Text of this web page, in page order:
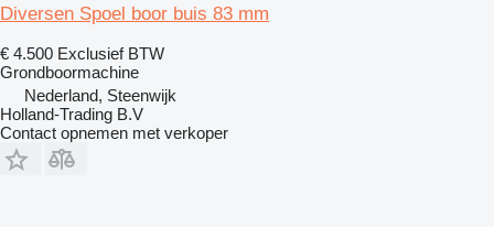
Diversen Spoel boor buis 83 mm
€ 4.500 Exclusief BTW
Grondboormachine
Nederland, Steenwijk
Holland-Trading B.V
Contact opnemen met verkoper